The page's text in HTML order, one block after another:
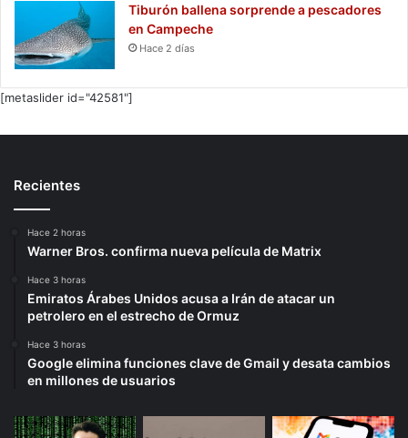
Tiburón ballena sorprende a pescadores
en Campeche
Hace 2 días
[metaslider id="42581"]
Recientes
Hace 2 horas
Warner Bros. confirma nueva película de Matrix
Hace 3 horas
Emiratos Árabes Unidos acusa a Irán de atacar un
petrolero en el estrecho de Ormuz
Hace 3 horas
Google elimina funciones clave de Gmail y desata cambios
en millones de usuarios